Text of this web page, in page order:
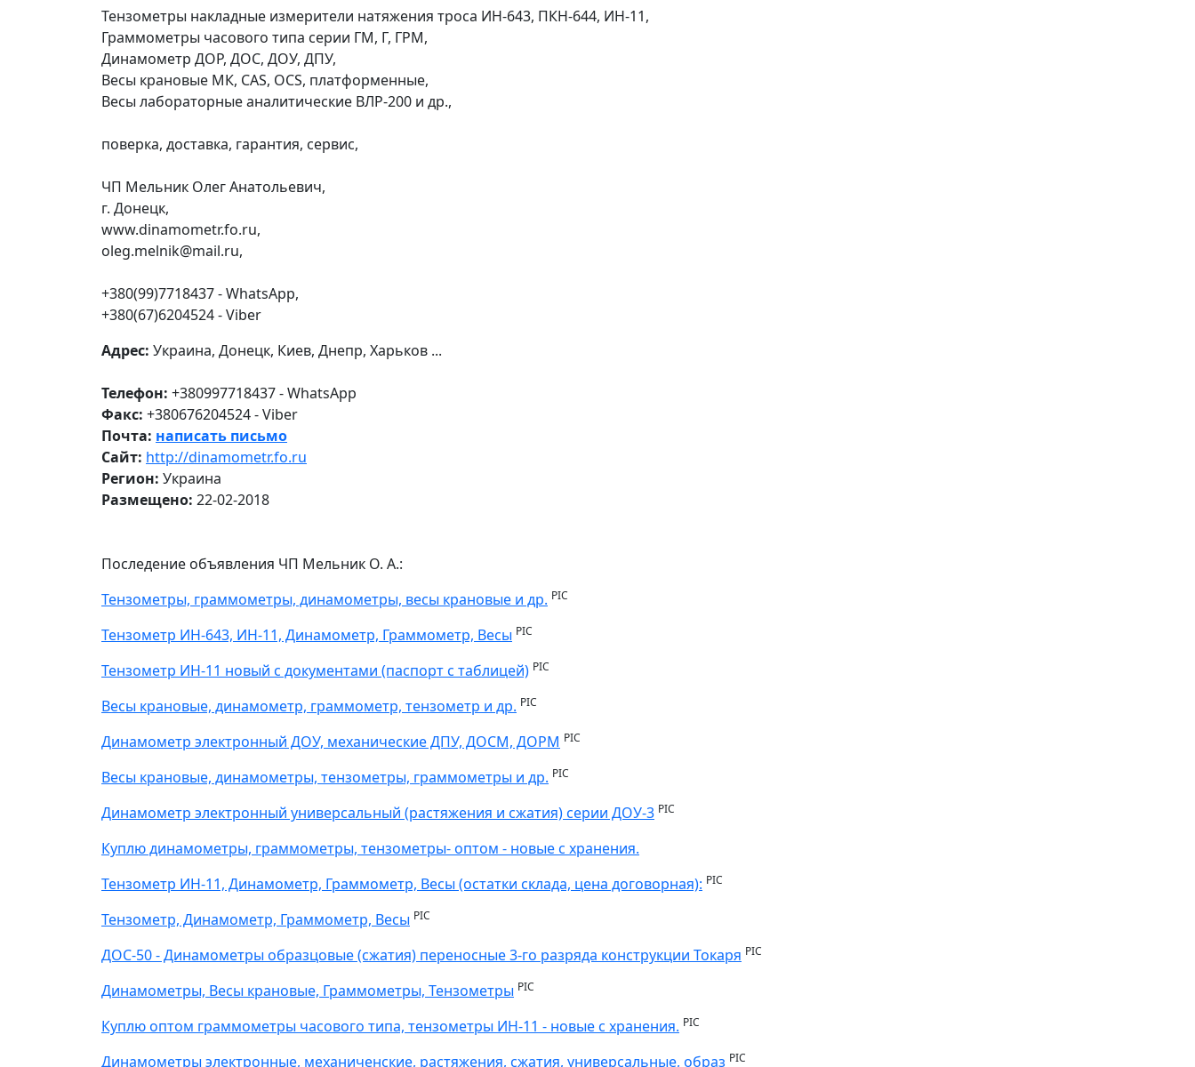
Тензометры накладные измерители натяжения троса ИН-643, ПКН-644, ИН-11,
Граммометры часового типа серии ГМ, Г, ГРМ,
Динамометр ДОР, ДОС, ДОУ, ДПУ,
Весы крановые МК, CAS, OCS, платформенные,
Весы лабораторные аналитические ВЛР-200 и др.,
поверка, доставка, гарантия, сервис,
ЧП Мельник Олег Анатольевич,
г. Донецк,
www.dinamometr.fo.ru,
oleg.melnik@mail.ru,
+380(99)7718437 - WhatsApp,
+380(67)6204524 - Viber
Адрес: Украина, Донецк, Киев, Днепр, Харьков ...
Телефон: +380997718437 - WhatsApp
Факс: +380676204524 - Viber
Почта: написать письмо
Сайт: http://dinamometr.fo.ru
Регион: Украина
Размещено: 22-02-2018
Последение объявления ЧП Мельник О. А.:
Тензометры, граммометры, динамометры, весы крановые и др. PIC
Тензометр ИН-643, ИН-11, Динамометр, Граммометр, Весы PIC
Тензометр ИН-11 новый с документами (паспорт с таблицей) PIC
Весы крановые, динамометр, граммометр, тензометр и др. PIC
Динамометр электронный ДОУ, механические ДПУ, ДОСМ, ДОРМ PIC
Весы крановые, динамометры, тензометры, граммометры и др. PIC
Динамометр электронный универсальный (растяжения и сжатия) серии ДОУ-3 PIC
Куплю динамометры, граммометры, тензометры- оптом - новые с хранения.
Тензометр ИН-11, Динамометр, Граммометр, Весы (остатки склада, цена договорная): PIC
Тензометр, Динамометр, Граммометр, Весы PIC
ДОС-50 - Динамометры образцовые (сжатия) переносные 3-го разряда конструкции Токаря PIC
Динамометры, Весы крановые, Граммометры, Тензометры PIC
Куплю оптом граммометры часового типа, тензометры ИН-11 - новые с хранения. PIC
Динамометры электронные, механиченские, растяжения, сжатия, универсальные, образ PIC